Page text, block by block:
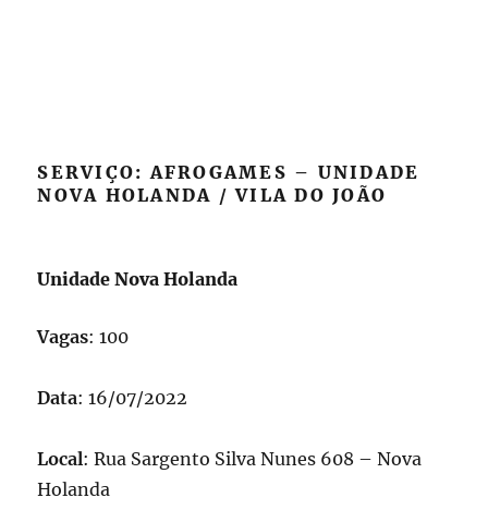
SERVIÇO: AFROGAMES – UNIDADE
NOVA HOLANDA / VILA DO JOÃO
Unidade Nova Holanda
Vagas: 100
Data: 16/07/2022
Local: Rua Sargento Silva Nunes 608 – Nova
Holanda